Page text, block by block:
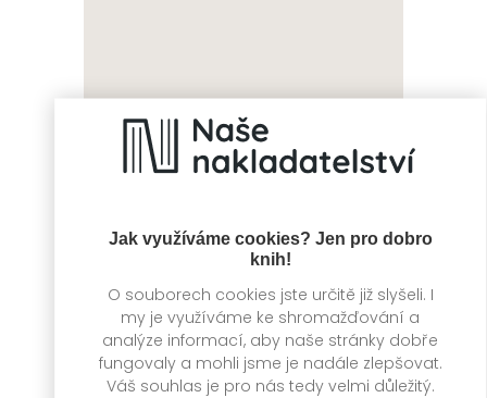
Jak využíváme cookies? Jen pro dobro
knih!
O souborech cookies jste určitě již slyšeli. I
my je využíváme ke shromažďování a
analýze informací, aby naše stránky dobře
fungovaly a mohli jsme je nadále zlepšovat.
Váš souhlas je pro nás tedy velmi důležitý.
Nedotýkej se mě
Jak hacknout
zlomené srdce